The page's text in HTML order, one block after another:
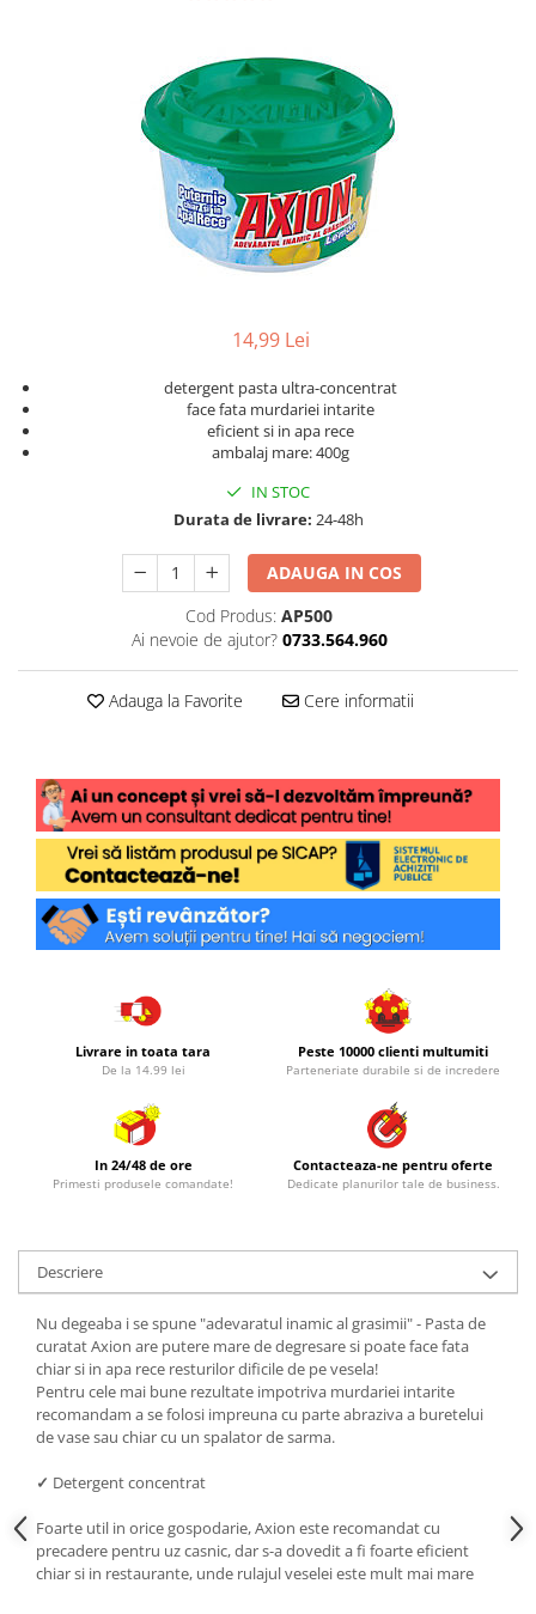
Insecticide si Capcane
Solutii desfundat tevi
14,99 Lei
detergent pasta ultra-concentrat
face fata murdariei intarite
eficient si in apa rece
ambalaj mare: 400g
IN STOC
Durata de livrare: 24-48h
ADAUGA IN COS
Cod Produs: AP500
Ai nevoie de ajutor? 0733.564.960
Adauga la Favorite Cere informatii
Livrare in toata tara
De la 14.99 lei
Peste 10000 clienti multumiti
Parteneriate durabile si de incredere
In 24/48 de ore
Primesti produsele comandate!
Contacteaza-ne pentru oferte
Dedicate planurilor tale de business.
Descriere
Nu degeaba i se spune "adevaratul inamic al grasimii" - Pasta de
curatat Axion are putere mare de degresare si poate face fata
chiar si in apa rece resturilor dificile de pe vesela!
Pentru cele mai bune rezultate impotriva murdariei intarite
recomandam a se folosi impreuna cu parte abraziva a buretelui
de vase sau chiar cu un spalator de sarma.
✓ Detergent concentrat
Foarte util in orice gospodarie, Axion este recomandat cu
precadere pentru uz casnic, dar s-a dovedit a fi foarte eficient
chiar si in restaurante, unde rulajul veselei este mult mai mare